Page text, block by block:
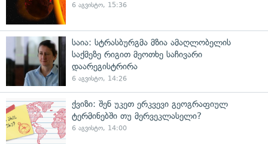
6 აგვისტო, 15:36
საია: სტრასბურგმა მზია ამაღლობელის
საქმეზე რიგით მეოთხე საჩივარი
დაარეგისტრირა
6 აგვისტო, 14:26
ქვიზი: შენ უკეთ ერკვევი გეოგრაფიულ
ტერმინებში თუ მერვეკლასელი?
6 აგვისტო, 14:00